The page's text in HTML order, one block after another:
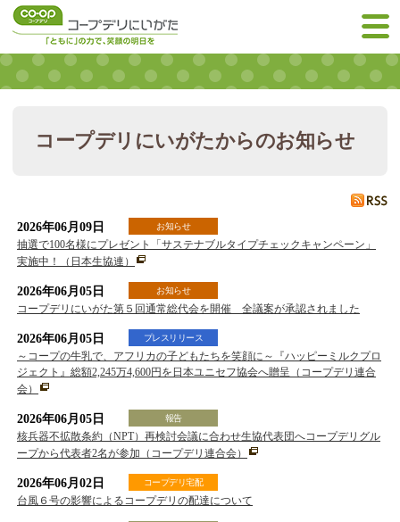
コープデリにいがたからのお知らせ
2026年06月09日 お知らせ
抽選で100名様にプレゼント「サステナブルタイプチェックキャンペーン」
実施中！（日本生協連）
2026年06月05日 お知らせ
コープデリにいがた第５回通常総代会を開催 全議案が承認されました
2026年06月05日 プレスリリース
～コープの牛乳で、アフリカの子どもたちを笑顔に～『ハッピーミルクプロ
ジェクト』総額2,245万4,600円を日本ユニセフ協会へ贈呈（コープデリ連合
会）
2026年06月05日 報告
核兵器不拡散条約（NPT）再検討会議に合わせ生協代表団へコープデリグル
ープから代表者2名が参加（コープデリ連合会）
2026年06月02日 コープデリ宅配
台風６号の影響によるコープデリの配達について